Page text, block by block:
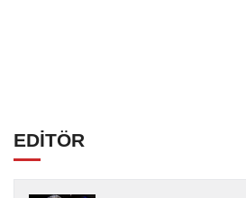
EDİTÖR